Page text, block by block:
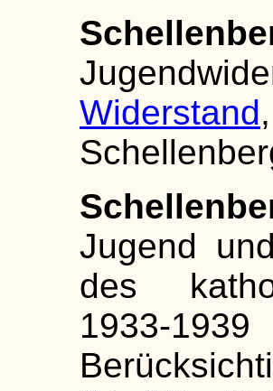
Widerstand
Jugend
des
1933-